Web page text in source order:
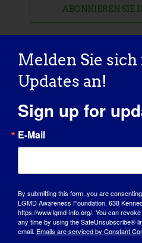
ABONNIEREN SIE
TAG DES
Melden Sie
Updates an!
Sign up for
E-Mail
By submitting this form, you are
LGMD Awareness Foundation, 638
https://www.lgmd-info.org/. You can
any time by using the SafeUnsubscribe®
email. Emails are serviced by Constant